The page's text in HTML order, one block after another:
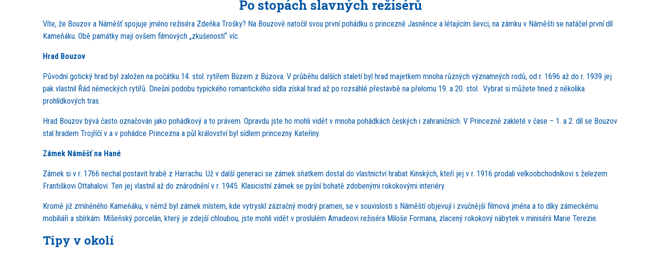
Po stopách slavných režisérů
Víte, že Bouzov a Náměšť spojuje jméno režiséra Zdeňka Trošky? Na Bouzově natočil svou první pohádku o princezně Jasněnce a létajícím ševci, na zámku v Náměšti se natáčel první díl
Kameňáku. Obě památky mají ovšem filmových „zkušeností“ víc.
Hrad Bouzov
Původní gotický hrad byl založen na počátku 14. stol. rytířem Búzem z Búzova. V průběhu dalších staletí byl hrad majetkem mnoha různých významných rodů, od r. 1696 až do r. 1939 jej
pak vlastnil Řád německých rytířů. Dnešní podobu typického romantického sídla získal hrad až po rozsáhlé přestavbě na přelomu 19. a 20. stol. Vybrat si můžete hned z několika
prohlídkových tras.
Hrad Bouzov bývá často označován jako pohádkový a to právem. Opravdu jste ho mohli vidět v mnoha pohádkách českých i zahraničních. V Princezně zakleté v čase – 1. a 2. díl se Bouzov
stal hradem Trojříčí v a v pohádce Princezna a půl království byl sídlem princezny Kateřiny.
Zámek Náměšť na Hané
Zámek si v r. 1766 nechal postavit hrabě z Harrachu. Už v další generaci se zámek sňatkem dostal do vlastnictví hrabat Kinských, kteří jej v r. 1916 prodali velkoobchodníkovi s železem
Františkovi Ottahalovi. Ten jej vlastnil až do znárodnění v r. 1945. Klasicistní zámek se pyšní bohatě zdobenými rokokovými interiéry.
Kromě již zmíněného Kameňáku, v němž byl zámek místem, kde vytryskl zázračný modrý pramen, se v souvislosti s Náměští objevují i zvučnější filmová jména a to díky zámeckému
mobiliáři a sbírkám. Míšeňský porcelán, který je zdejší chloubou, jste mohli vidět v proslulém Amadeovi režiséra Miloše Formana, zlacený rokokový nábytek v minisérii Marie Terezie.
Tipy v okolí